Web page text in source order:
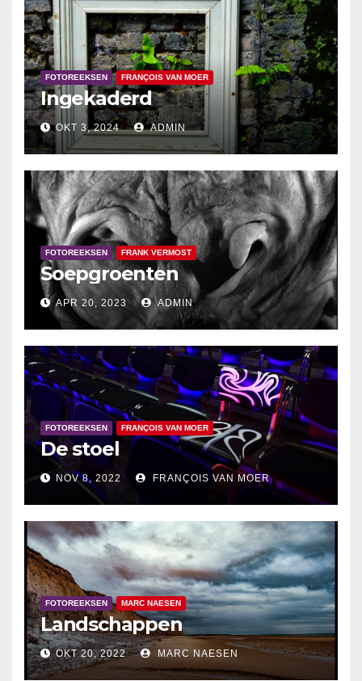
FOTOREEKSEN FRANÇOIS VAN MOER
Ingekaderd
OKT 3, 2024 ADMIN
FOTOREEKSEN FRANK VERMOST
Soepgroenten
APR 20, 2023 ADMIN
FOTOREEKSEN FRANÇOIS VAN MOER
De stoel
NOV 8, 2022 FRANÇOIS VAN MOER
FOTOREEKSEN MARC NAESEN
Landschappen
OKT 20, 2022 MARC NAESEN